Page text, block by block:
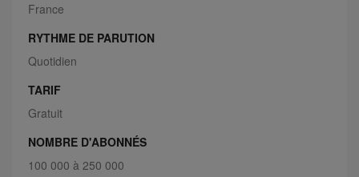
France
RYTHME DE PARUTION
Quotidien
TARIF
Gratuit
NOMBRE D'ABONNÉS
100 000 à 250 000